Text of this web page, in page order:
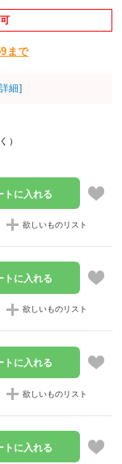
まで
細]
）
トに入れる
欲しいものリスト
トに入れる
欲しいものリスト
トに入れる
欲しいものリスト
トに入れる